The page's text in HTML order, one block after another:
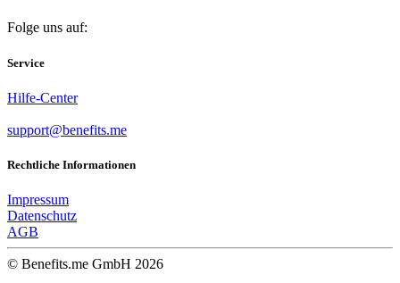
Folge uns auf:
Service
Hilfe-Center
support@benefits.me
Rechtliche Informationen
Impressum
Datenschutz
AGB
© Benefits.me GmbH 2026